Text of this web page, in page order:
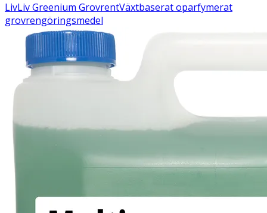
LivLiv Greenium GrovrentVäxtbaserat oparfymerat
grovrengöringsmedel